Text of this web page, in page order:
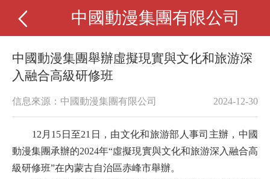
中國動漫集團有限公司
中國動漫集團舉辦虛擬現實與文化和旅游深
入融合高級研修班
信息來源：中國動漫集團有限公司 2024-12-30
12月15日至21日，由文化和旅游部人事司主辦，中國
動漫集團承辦的2024年“虛擬現實與文化和旅游深入融合高
級研修班”在內蒙古自治區赤峰市舉辦。